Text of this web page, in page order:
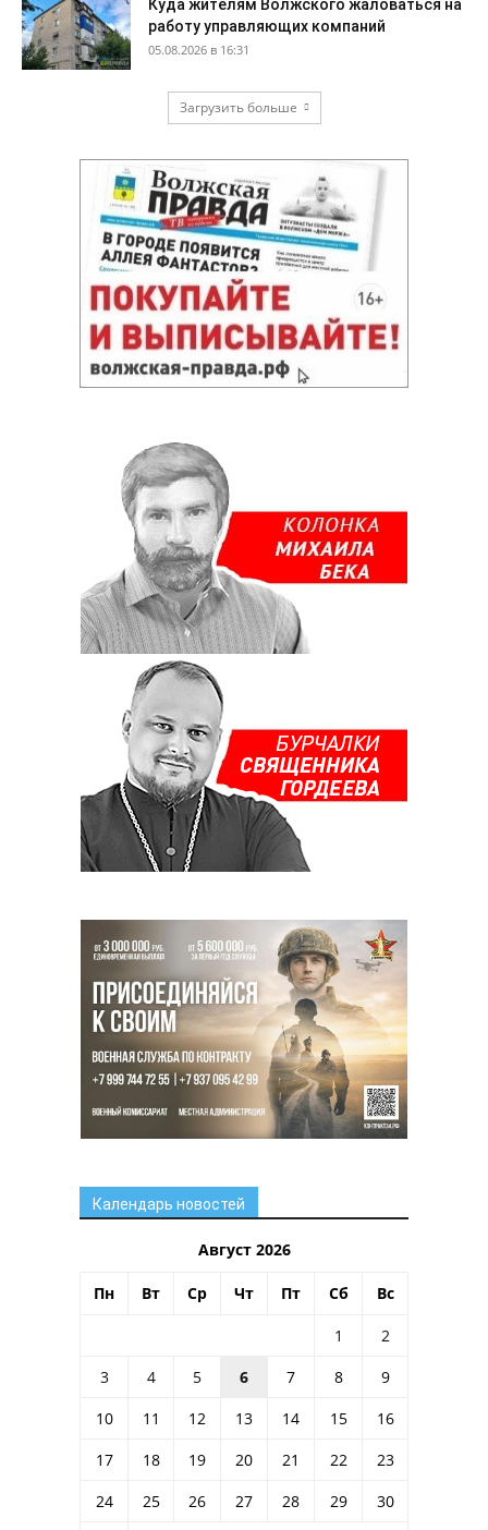
Куда жителям Волжского жаловаться на
работу управляющих компаний
05.08.2026 в 16:31
Загрузить больше
Календарь новостей
Август 2026
Пн Вт Ср Чт Пт Сб Вс
1
2
3
4 5 6 7 8
9
10
11 12 13 14 15
16
17
18 19 20 21 22
23
24
25 26 27 28 29
30